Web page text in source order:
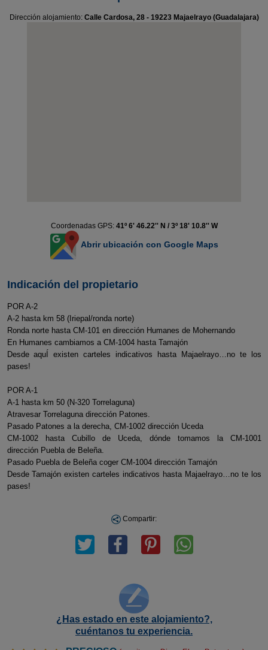
Dirección alojamiento: Calle Cardosa, 28 - 19223 Majaelrayo (Guadalajara)
Coordenadas GPS: 41º 6' 46.22'' N / 3º 18' 10.8'' W
Abrir ubicación con Google Maps
Indicación del propietario
POR A-2
A-2 hasta km 58 (Iriepal/ronda norte)
Ronda norte hasta CM-101 en dirección Humanes de Mohernando
En Humanes cambiamos a CM-1004 hasta Tamajón
Desde aquÍ existen carteles indicativos hasta Majaelrayo…no te los
pases!
POR A-1
A-1 hasta km 50 (N-320 Torrelaguna)
Atravesar Torrelaguna dirección Patones.
Pasado Patones a la derecha, CM-1002 dirección Uceda
CM-1002 hasta Cubillo de Uceda, dónde tomamos la CM-1001
dirección Puebla de Beleña.
Pasado Puebla de Beleña coger CM-1004 dirección Tamajón
Desde Tamajón existen carteles indicativos hasta Majaelrayo…no te los
pases!
Compartir:
¿Has estado en este alojamiento?,
cuéntanos tu experiencia.